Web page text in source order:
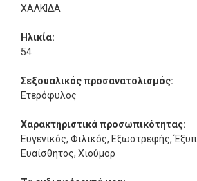
ΧΑΛΚΙΔΑ
Ηλικία:
54
Σεξουαλικός προσανατολισμός:
Ετερόφυλος
Χαρακτηριστικά προσωπικότητας:
Ευγενικός, Φιλικός, Εξωστρεφής,
Ευαίσθητος, Χιούμορ